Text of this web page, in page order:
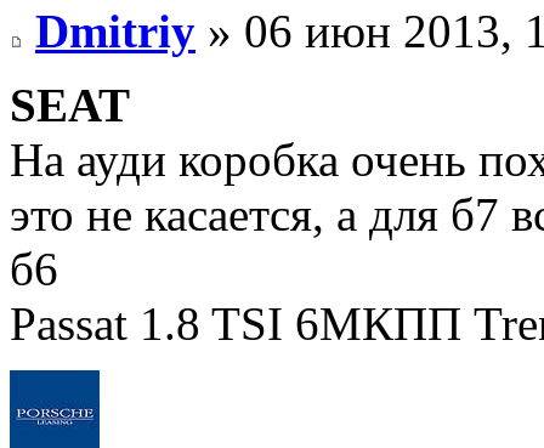
Dmitriy » 06 июн 2013,
SEAT
На ауди коробка очень
это не касается, а для б7
б6
Passat 1.8 TSI 6МКПП